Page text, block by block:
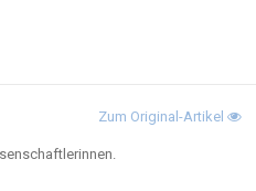
Zum Original-Artikel